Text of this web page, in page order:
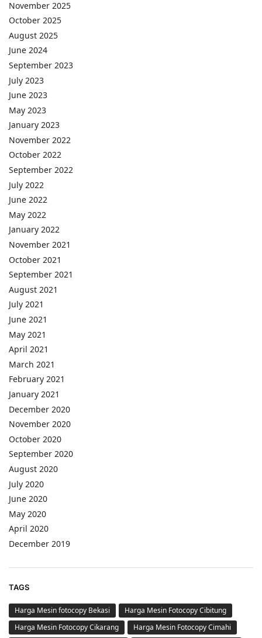
November 2025
October 2025
August 2025
June 2024
September 2023
July 2023
June 2023
May 2023
January 2023
November 2022
October 2022
September 2022
July 2022
June 2022
May 2022
January 2022
November 2021
October 2021
September 2021
August 2021
July 2021
June 2021
May 2021
April 2021
March 2021
February 2021
January 2021
December 2020
November 2020
October 2020
September 2020
August 2020
July 2020
June 2020
May 2020
April 2020
December 2019
TAGS
Harga Mesin fotocopy Bekasi
Harga Mesin Fotocopy Cibitung
Harga Mesin Fotocopy Cikarang
Harga Mesin Fotocopy Cimahi